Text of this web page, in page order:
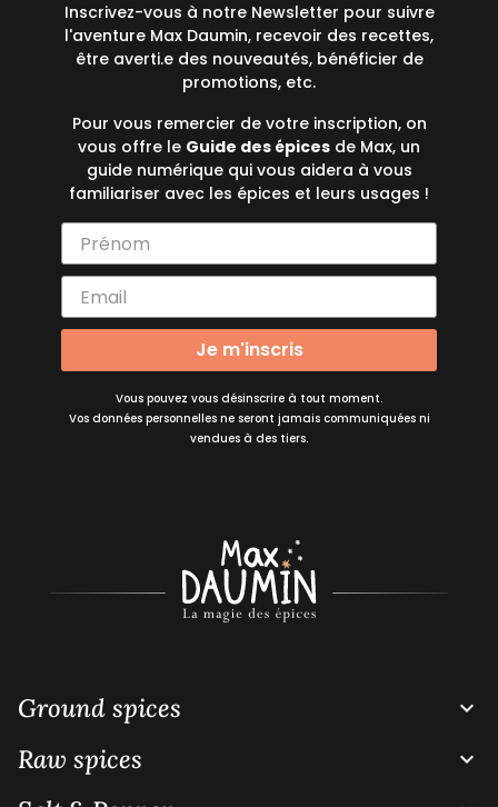
Inscrivez-vous à notre Newsletter pour suivre
l'aventure Max Daumin, recevoir des recettes,
être averti.e des nouveautés, bénéficier de
promotions, etc.
Pour vous remercier de votre inscription, on
vous offre le Guide des épices de Max, un
guide numérique qui vous aidera à vous
familiariser avec les épices et leurs usages !
Je m'inscris
Vous pouvez vous désinscrire à tout moment.
Vos données personnelles ne seront jamais communiquées ni
vendues à des tiers.
Ground spices 
Raw spices 